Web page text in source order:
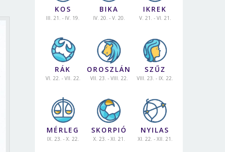
KOS
III. 21. - IV. 19.
BIKA
IV. 20. - V. 20.
IKREK
V. 21. - VI. 21.
RÁK
VI. 22. - VII. 22.
OROSZLÁN
VII. 23. - VIII. 22.
SZŰZ
VIII. 23. - IX. 22.
MÉRLEG
IX. 23. - X. 22.
SKORPIÓ
X. 23. - XI. 21.
NYILAS
XI. 22. - XII. 21.